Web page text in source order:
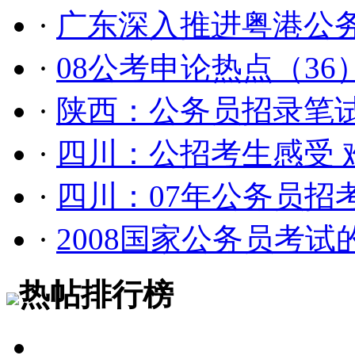
· 广东深入推进粤港公
· 08公考申论热点（36
· 陕西：公务员招录笔
· 四川：公招考生感受
· 四川：07年公务员招
· 2008国家公务员考试
热帖排行榜